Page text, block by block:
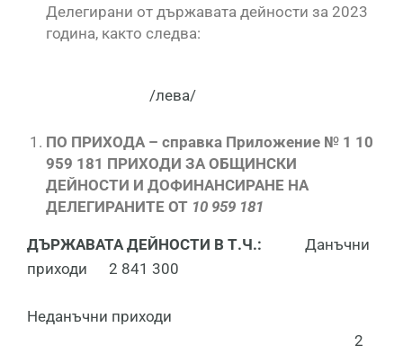
Делегирани от държавата дейности за 2023
година, както следва:
/лева/
ПО ПРИХОДА – справка Приложение № 1 10
959 181 ПРИХОДИ ЗА ОБЩИНСКИ
ДЕЙНОСТИ И ДОФИНАНСИРАНЕ НА
ДЕЛЕГИРАНИТЕ ОТ 10 959 181
ДЪРЖАВАТА ДЕЙНОСТИ В Т.Ч.:
Данъчни
приходи 2 841 300
Неданъчни приходи
2